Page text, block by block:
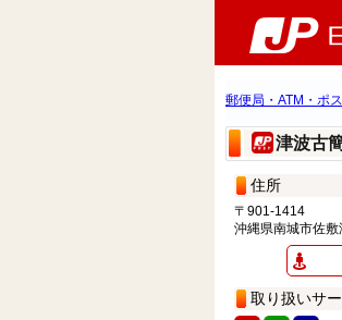
郵便局・ATM・ポ
津波古
住所
〒901-1414
沖縄県南城市佐敷
取り扱いサ